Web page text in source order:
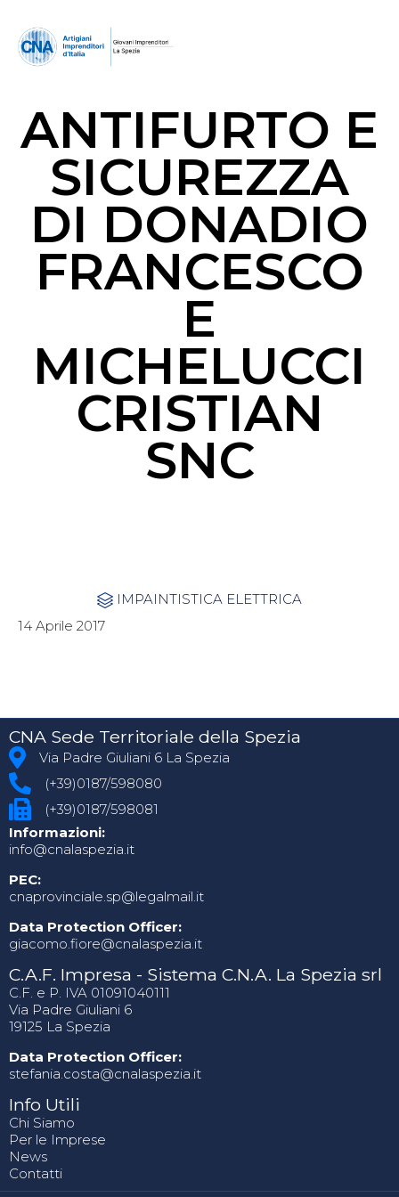
ANTIFURTO E
SICUREZZA
DI DONADIO
FRANCESCO
E
MICHELUCCI
CRISTIAN
SNC
 Category
IMPAINTISTICA ELETTRICA
14 Aprile 2017
CNA Sede Territoriale della Spezia
Via Padre Giuliani 6 La Spezia
(+39)0187/598080
(+39)0187/598081
Informazioni:
info@cnalaspezia.it
PEC:
cnaprovinciale.sp@legalmail.it
Data Protection Officer:
giacomo.fiore@cnalaspezia.it
C.A.F. Impresa - Sistema C.N.A. La Spezia srl
C.F. e P. IVA 01091040111
Via Padre Giuliani 6
19125 La Spezia
Data Protection Officer:
stefania.costa@cnalaspezia.it
Info Utili
Chi Siamo
Per le Imprese
News
Contatti